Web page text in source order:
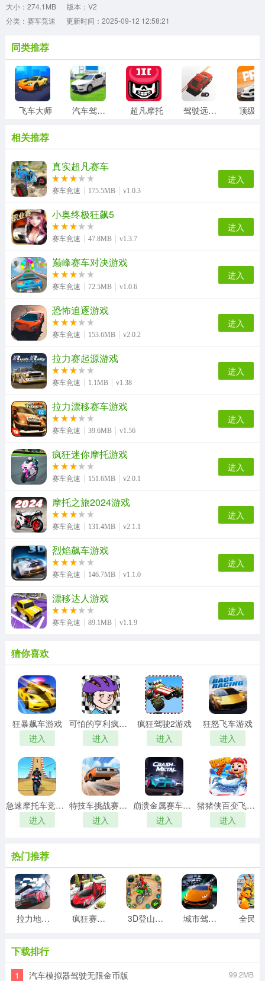
大小：274.1MB
版本：V2
分类：赛车竞速
更新时间：2025-09-12 12:58:21
同类推荐
飞车大师 汽车驾驶模拟器 超凡摩托 驾驶远行中文版
相关推荐
真实超凡赛车
赛车竞速 175.5MB v1.0.3
进入
小奥终极狂飙5
赛车竞速 47.8MB v1.3.7
进入
巅峰赛车对决游戏
赛车竞速 72.5MB v1.0.6
进入
恐怖追逐游戏
赛车竞速 153.6MB v2.0.2
进入
拉力赛起源游戏
赛车竞速 1.1MB v1.38
进入
拉力漂移赛车游戏
赛车竞速 39.6MB v1.56
进入
疯狂迷你摩托游戏
赛车竞速 151.6MB v2.0.1
进入
摩托之旅2024游戏
赛车竞速 131.4MB v2.1.1
进入
烈焰飙车游戏
赛车竞速 146.7MB v1.1.0
进入
漂移达人游戏
赛车竞速 89.1MB v1.1.9
进入
猜你喜欢
狂暴飙车游戏
进入
可怕的亨利疯狂卡丁车游戏
进入
疯狂驾驶2游戏
进入
狂怒飞车游戏
进入
急速摩托车竞速游戏
进入
特技车挑战赛3游戏
进入
崩溃金属赛车游戏
进入
猪猪侠百变飞车游戏
进入
热门推荐
拉力地平线游戏 疯狂赛车驾驶游戏 3D登山越野摩托车游戏 城市驾驶挑战3D
下载排行
1 汽车模拟器驾驶无限金币版 99.2MB